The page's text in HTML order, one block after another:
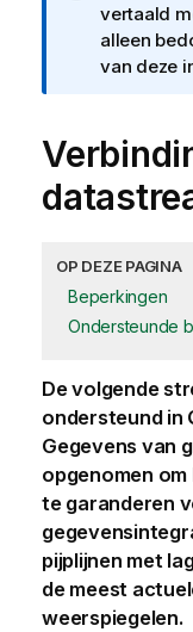
vertaald
alleen
van deze
OP DEZE PAGINA
Beperkingen
Ondersteunde
De volgende
ondersteund in
Gegevens van
opgenomen
te garanderen
pijplijnen met
de meest
weerspiegelen.